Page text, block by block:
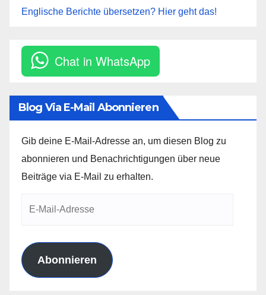
Englische Berichte übersetzen? Hier geht das!
Chat in WhatsApp
Blog Via E-Mail Abonnieren
Gib deine E-Mail-Adresse an, um diesen Blog zu
abonnieren und Benachrichtigungen über neue
Beiträge via E-Mail zu erhalten.
Abonnieren